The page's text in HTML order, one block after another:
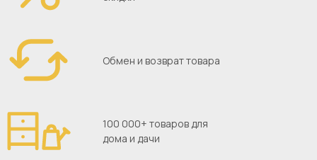
Обмен и возврат товара
100 000+ товаров для
дома и дачи